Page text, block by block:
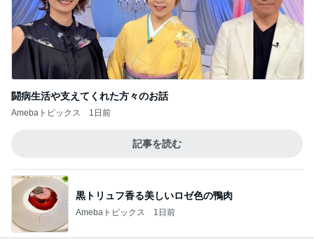
闘病生活や支えてくれた方々のお話
Amebaトピックス 1日前
記事を読む
黒トリュフ香る美しいロゼ色の鴨肉
Amebaトピックス 1日前